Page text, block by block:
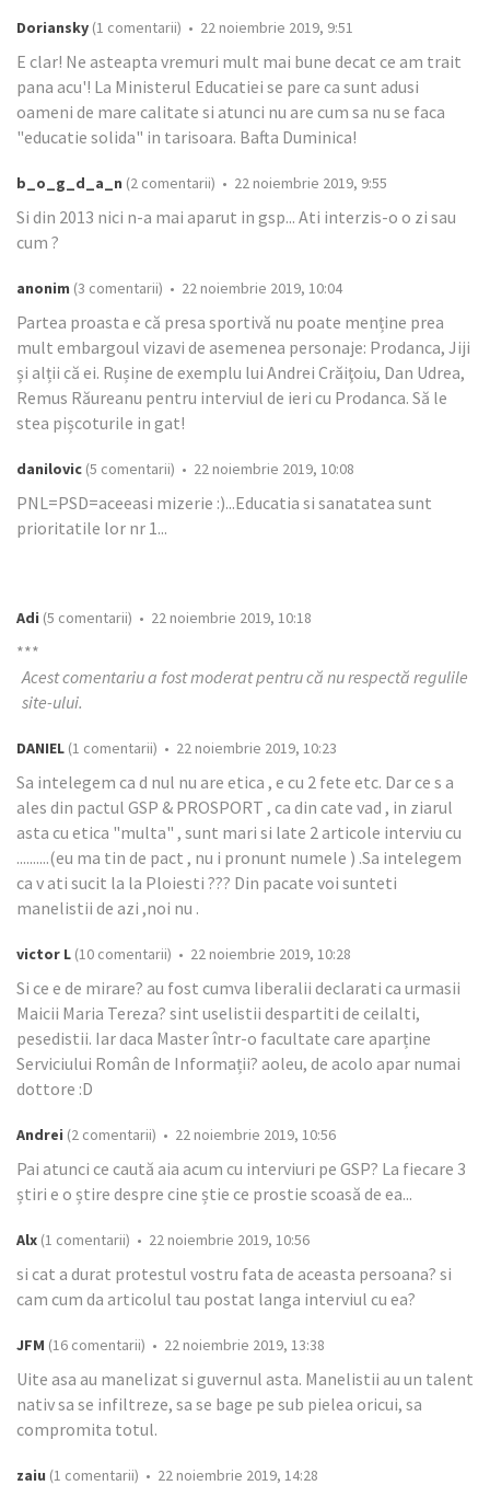
Doriansky (1 comentarii) • 22 noiembrie 2019, 9:51
E clar! Ne asteapta vremuri mult mai bune decat ce am trait
pana acu'! La Ministerul Educatiei se pare ca sunt adusi
oameni de mare calitate si atunci nu are cum sa nu se faca
"educatie solida" in tarisoara. Bafta Duminica!
b_o_g_d_a_n (2 comentarii) • 22 noiembrie 2019, 9:55
Si din 2013 nici n-a mai aparut in gsp... Ati interzis-o o zi sau
cum ?
anonim (3 comentarii) • 22 noiembrie 2019, 10:04
Partea proasta e că presa sportivă nu poate menține prea
mult embargoul vizavi de asemenea personaje: Prodanca, Jiji
și alții că ei. Rușine de exemplu lui Andrei Crăiţoiu, Dan Udrea,
Remus Răureanu pentru interviul de ieri cu Prodanca. Să le
stea pișcoturile in gat!
danilovic (5 comentarii) • 22 noiembrie 2019, 10:08
PNL=PSD=aceeasi mizerie :)...Educatia si sanatatea sunt
prioritatile lor nr 1...
Adi (5 comentarii) • 22 noiembrie 2019, 10:18
***
Acest comentariu a fost moderat pentru că nu respectă regulile
site-ului.
DANIEL (1 comentarii) • 22 noiembrie 2019, 10:23
Sa intelegem ca d nul nu are etica , e cu 2 fete etc. Dar ce s a
ales din pactul GSP & PROSPORT , ca din cate vad , in ziarul
asta cu etica "multa" , sunt mari si late 2 articole interviu cu
..........(eu ma tin de pact , nu i pronunt numele ) .Sa intelegem
ca v ati sucit la la Ploiesti ??? Din pacate voi sunteti
manelistii de azi ,noi nu .
victor L (10 comentarii) • 22 noiembrie 2019, 10:28
Si ce e de mirare? au fost cumva liberalii declarati ca urmasii
Maicii Maria Tereza? sint uselistii despartiti de ceilalti,
pesedistii. Iar daca Master într-o facultate care aparține
Serviciului Român de Informații? aoleu, de acolo apar numai
dottore :D
Andrei (2 comentarii) • 22 noiembrie 2019, 10:56
Pai atunci ce caută aia acum cu interviuri pe GSP? La fiecare 3
știri e o știre despre cine știe ce prostie scoasă de ea...
Alx (1 comentarii) • 22 noiembrie 2019, 10:56
si cat a durat protestul vostru fata de aceasta persoana? si
cam cum da articolul tau postat langa interviul cu ea?
JFM (16 comentarii) • 22 noiembrie 2019, 13:38
Uite asa au manelizat si guvernul asta. Manelistii au un talent
nativ sa se infiltreze, sa se bage pe sub pielea oricui, sa
compromita totul.
zaiu (1 comentarii) • 22 noiembrie 2019, 14:28